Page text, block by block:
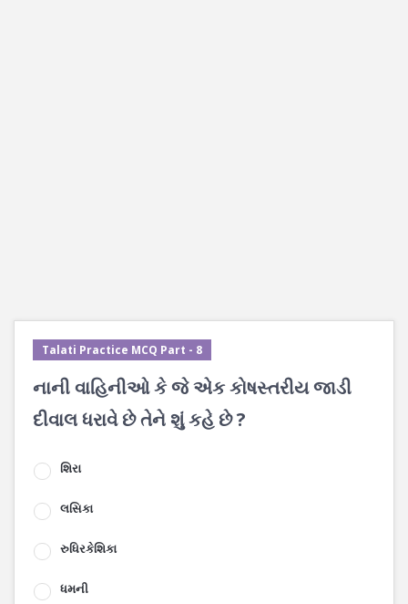
Talati Practice MCQ Part - 8
નાની વાહિનીઓ કે જે એક કોષસ્તરીય જાડી
દીવાલ ધરાવે છે તેને શું કહે છે ?
શિરા
લસિકા
રુધિરકેશિકા
ધમની